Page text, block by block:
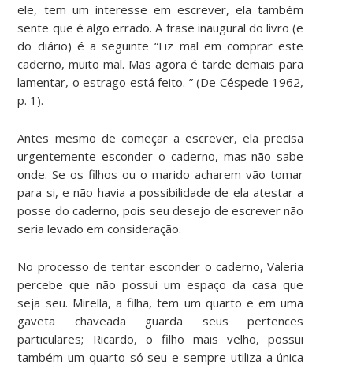
ele, tem um interesse em escrever, ela também
sente que é algo errado. A frase inaugural do livro (e
do diário) é a seguinte “Fiz mal em comprar este
caderno, muito mal. Mas agora é tarde demais para
lamentar, o estrago está feito. ” (De Céspede 1962,
p. 1).
Antes mesmo de começar a escrever, ela precisa
urgentemente esconder o caderno, mas não sabe
onde. Se os filhos ou o marido acharem vão tomar
para si, e não havia a possibilidade de ela atestar a
posse do caderno, pois seu desejo de escrever não
seria levado em consideração.
No processo de tentar esconder o caderno, Valeria
percebe que não possui um espaço da casa que
seja seu. Mirella, a filha, tem um quarto e em uma
gaveta chaveada guarda seus pertences
particulares; Ricardo, o filho mais velho, possui
também um quarto só seu e sempre utiliza a única